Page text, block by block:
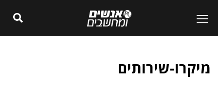
מיקרו-שירותים